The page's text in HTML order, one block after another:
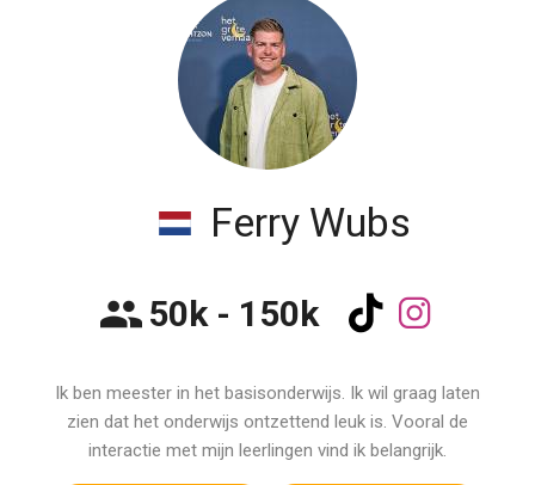
Ferry Wubs
50k - 150k
Ik ben meester in het basisonderwijs. Ik wil graag laten
zien dat het onderwijs ontzettend leuk is. Vooral de
interactie met mijn leerlingen vind ik belangrijk.